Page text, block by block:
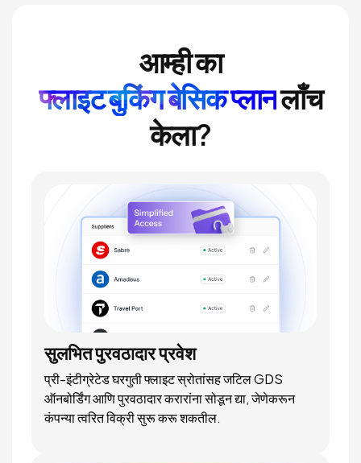
आम्ही का
फ्लाइट बुकिंग बेसिक प्लानलाँच
केला?
सुलभित पुरवठादार प्रवेश
प्री-इंटीग्रेटेड घरगुती फ्लाइट स्रोतांसह जटिल GDS
ऑनबोर्डिंग आणि पुरवठादार करारांना सोडून द्या, जेणेकरून
कंपन्या त्वरित विक्री सुरू करू शकतील.